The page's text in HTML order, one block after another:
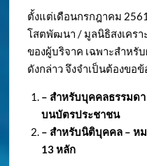
ตั้งแต่เดือนกรกฎาคม
โสตพัฒนา / มูลนิธิสงเครา
ของผู้บริจาค เฉพาะสำหรั
ดังกล่าว จึงจำเป็นต้องขอ
– สำหรับบุคคลธรรมด
บนบัตรประชาชน
– สำหรับนิติบุคคล – ห
13 หลัก